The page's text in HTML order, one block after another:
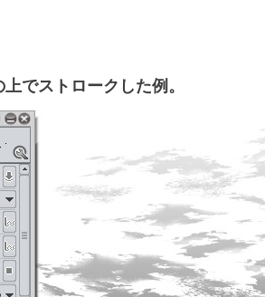
でストロークした例。